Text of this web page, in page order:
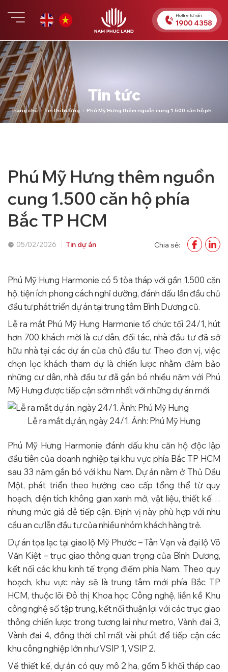
đến
Hotline tư vấn
1900 4358
Tin tức
Trang chủ Tin thị trường
Phú Mỹ Hưng thêm nguồn cung 1.500 căn hộ phía
Phú Mỹ Hưng thêm nguồn
cung 1.500 căn hộ phía
Bắc TP HCM
05/02/2026 Tin dự án Chia sẻ:
Phú Mỹ Hưng Harmonie có 5 tòa tháp với gần 1.500 căn
hộ, tiện ích phong cách nghỉ dưỡng, đánh dấu lần đầu chủ
đầu tư phát triển dự án tại trung tâm Bình Dương cũ.
Lễ ra mắt Phú Mỹ Hưng Harmonie tổ chức tối 24/1, hút
hơn 700 khách mời là cư dân, đối tác, nhà đầu tư đã sở
hữu nhà tại các dự án của chủ đầu tư. Theo đơn vị, việc
chọn lọc khách tham dự là chiến lược nhằm đảm bảo
những cư dân, nhà đầu tư đã gắn bó nhiều năm với Phú
Mỹ Hưng được tiếp cận sớm nhất với những dự án mới.
Lễ ra mắt dự án, ngày 24/1. Ảnh: Phú Mỹ Hưng
Phú Mỹ Hưng Harmonie đánh dấu khu căn hộ độc lập
đầu tiên của doanh nghiệp tại khu vực phía Bắc TP HCM
sau 33 năm gắn bó với khu Nam. Dự án nằm ở Thủ Dầu
Một, phát triển theo hướng cao cấp tổng thể từ quy
hoạch, diện tích không gian xanh mở, vật liệu, thiết kế…
nhưng mức giá dễ tiếp cận. Định vị này phù hợp với nhu
cầu an cư lẫn đầu tư của nhiều nhóm khách hàng trẻ.
Dự án tọa lạc tại giao lộ Mỹ Phước – Tân Vạn và đại lộ Võ
Văn Kiệt – trục giao thông quan trọng của Bình Dương,
kết nối các khu kinh tế trọng điểm phía Nam. Theo quy
hoạch, khu vực này sẽ là trung tâm mới phía Bắc TP
HCM, thuộc lõi Đô thị Khoa học Công nghệ, liền kề Khu
công nghệ số tập trung, kết nối thuận lợi với các trục giao
thông chiến lược trong tương lai như metro, Vành đai 3,
Vành đai 4, đồng thời chỉ mất vài phút để tiếp cận các
khu công nghiệp lớn như VSIP 1, VSIP 2.
Về thiết kế, dự án có quy mô 2 ha, gồm 5 khối tháp cao